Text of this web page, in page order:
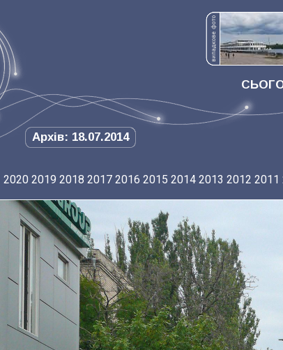
Архів: 18.07.2014
2020 2019 2018 2017 2016 2015 2014 2013 2012 2011